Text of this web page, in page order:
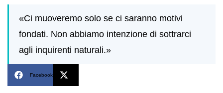
«Ci muoveremo solo se ci saranno motivi
fondati. Non abbiamo intenzione di sottrarci
agli inquirenti naturali.»
Facebook